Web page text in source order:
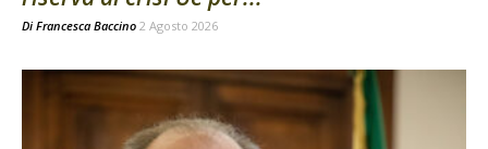
Di Francesca Baccino 2 Agosto 2026